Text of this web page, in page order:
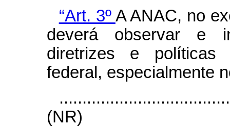
“Art. 3º A ANAC, no
deverá observar e
diretrizes e políticas
federal, especialmente
(NR)